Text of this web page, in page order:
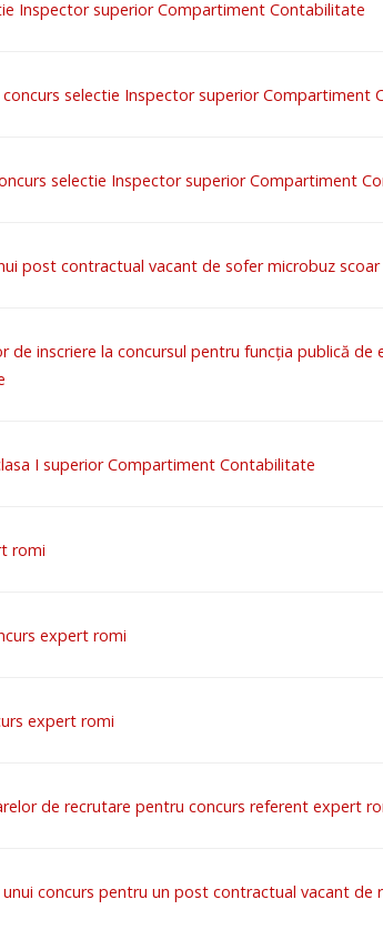
Inspector superior Compartiment Contabilitate
selectie Inspector superior Compartiment
selectie Inspector superior Compartiment
post contractual vacant de sofer microbuz scoar
de inscriere la concursul pentru funcția publică
I superior Compartiment Contabilitate
romi
expert romi
expert romi
de recrutare pentru concurs referent expert
concurs pentru un post contractual vacant de